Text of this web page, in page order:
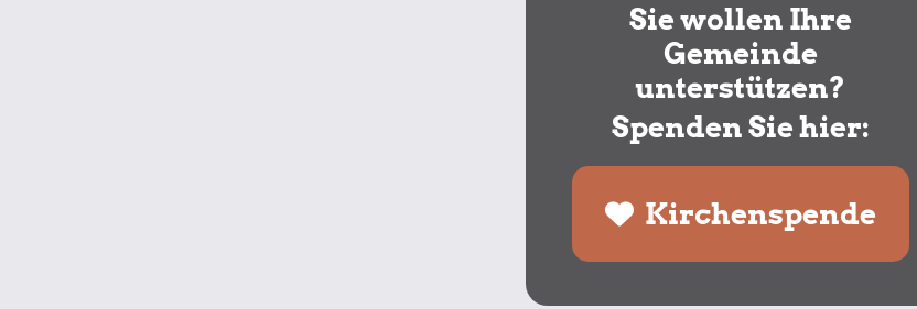
Sie wollen Ihre
Gemeinde
unterstützen?
Spenden Sie hier:
Kirchenspende